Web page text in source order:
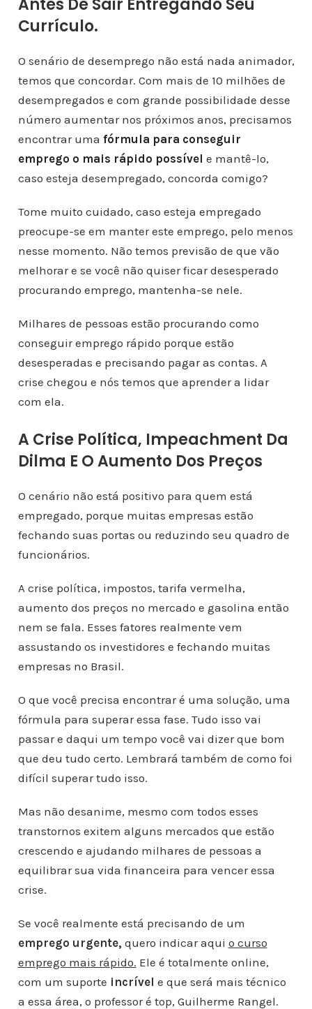
Antes De Sair Entregando Seu
Currículo.
O senário de desemprego não está nada animador,
temos que concordar. Com mais de 10 milhões de
desempregados e com grande possibilidade desse
número aumentar nos próximos anos, precisamos
encontrar uma fórmula para conseguir
emprego o mais rápido possível e mantê-lo,
caso esteja desempregado, concorda comigo?
Tome muito cuidado, caso esteja empregado
preocupe-se em manter este emprego, pelo menos
nesse momento. Não temos previsão de que vão
melhorar e se você não quiser ficar desesperado
procurando emprego, mantenha-se nele.
Milhares de pessoas estão procurando como
conseguir emprego rápido porque estão
desesperadas e precisando pagar as contas. A
crise chegou e nós temos que aprender a lidar
com ela.
A Crise Política, Impeachment Da
Dilma E O Aumento Dos Preços
O cenário não está positivo para quem está
empregado, porque muitas empresas estão
fechando suas portas ou reduzindo seu quadro de
funcionários.
A crise política, impostos, tarifa vermelha,
aumento dos preços no mercado e gasolina então
nem se fala. Esses fatores realmente vem
assustando os investidores e fechando muitas
empresas no Brasil.
O que você precisa encontrar é uma solução, uma
fórmula para superar essa fase. Tudo isso vai
passar e daqui um tempo você vai dizer que bom
que deu tudo certo. Lembrará também de como foi
difícil superar tudo isso.
Mas não desanime, mesmo com todos esses
transtornos exitem alguns mercados que estão
crescendo e ajudando milhares de pessoas a
equilibrar sua vida financeira para vencer essa
crise.
Se você realmente está precisando de um
emprego urgente, quero indicar aqui o curso
emprego mais rápido. Ele é totalmente online,
com um suporte incrível e que será mais técnico
a essa área, o professor é top, Guilherme Rangel.